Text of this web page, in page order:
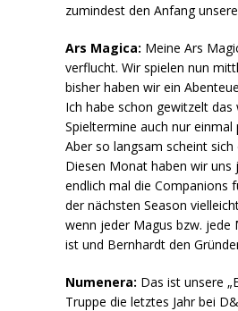
zumindest den Anfang
Ars Magica: Meine Ars
verflucht. Wir spielen nun
bisher haben wir ein
Ich habe schon gewitzelt
Spieltermine auch nur
Aber so langsam scheint
Diesen Monat haben wir
endlich mal die Companions
der nächsten Season
wenn jeder Magus bzw. jede
ist und Bernhardt den
Numenera: Das ist unsere
Truppe die letztes Jahr bei